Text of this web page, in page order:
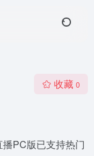
收藏 0
PC版已支持热门